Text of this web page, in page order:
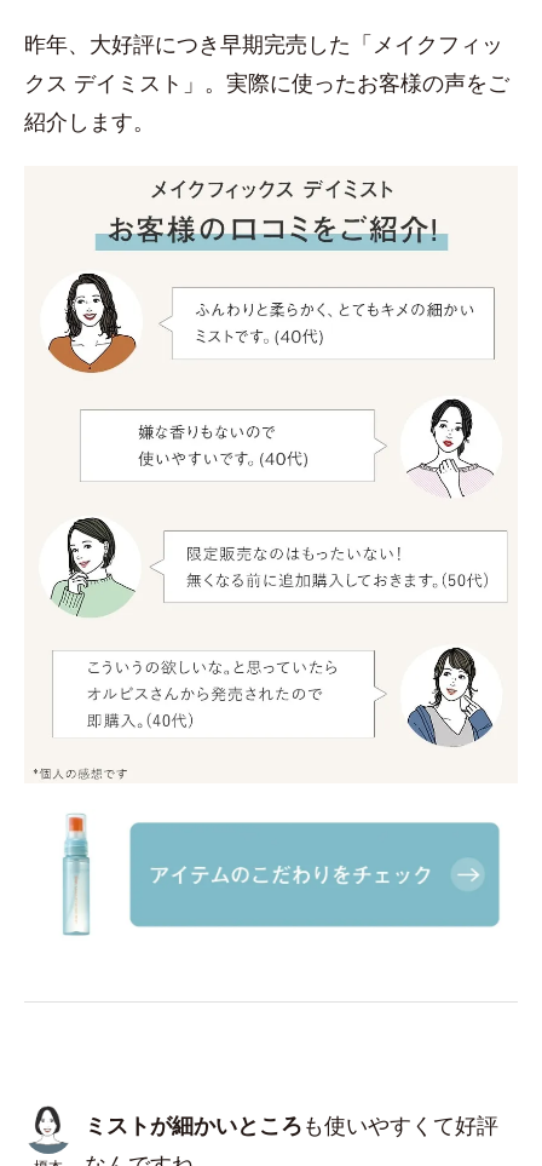
昨年、大好評につき早期完売した「メイクフィッ
クス デイミスト」。実際に使ったお客様の声をご
紹介します。
ミストが細かいところも使いやすくて好評